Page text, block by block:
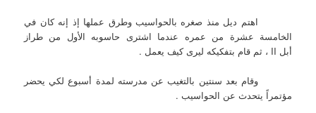
اهتم ديل منذ صغره بالحواسيب وطرق عملها إذ إنه كان في
الخامسة عشرة من عمره عندما اشترى حاسوبه الأول من طراز
أبل II ، ثم قام بتفكيكه ليرى كيف يعمل .
وقام بعد سنتين بالتغيب عن مدرسته لمدة أسبوع لكي يحضر
مؤتمراً يتحدث عن الحواسيب .